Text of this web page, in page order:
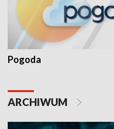
Pogoda
ARCHIWUM